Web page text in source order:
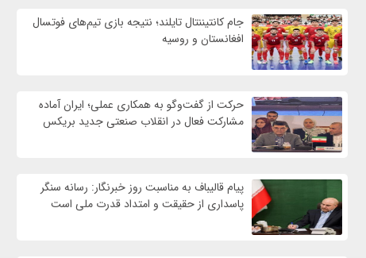
جام کانتیننتال تایلند؛ نتیجه بازی تیم‌های فوتسال
افغانستان و روسیه
حرکت از گفت‌وگو به همکاری عملی؛ ایران آماده
مشارکت فعال در انقلاب صنعتی جدید بریکس
پیام قالیباف به مناسبت روز خبرنگار: رسانه سنگر
پاسداری از حقیقت و امتداد قدرت ملی است